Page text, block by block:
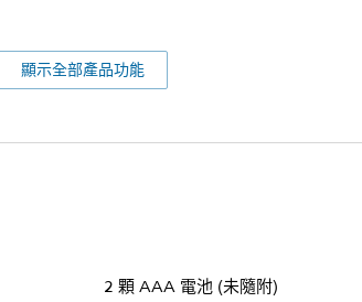
顯示全部產品功能
2 顆 AAA 電池 (未隨附)